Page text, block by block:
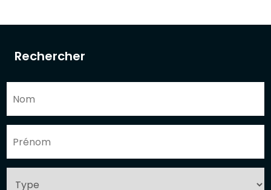
Rechercher